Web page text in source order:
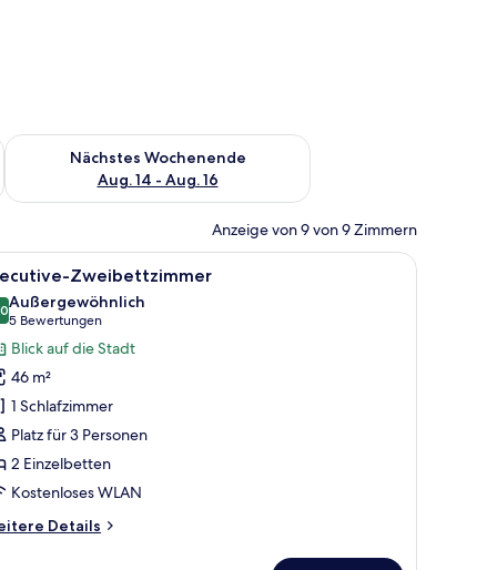
Aug. 7 - Aug. 9.
Nächstes Wochenende
Aug. 14 - Aug. 16
Überprüfe die Verfügbarkeit für nächstes Wochenende, Aug.
Anzeige von 9 von 9 Zimmern
Bett, einem Schreibtisch mit Flachbildfernseher und einer kleinen
Ein Hotelzimmer mit zwei Betten, einer
5 Zweibettzimmer
von 10
Außergewöhnlich
5 Bewertungen
(5
Bewertungen)
Blick auf die Stadt
46 m²
1 Schlafzimmer
Platz für 3 Personen
2 Einzelbetten
Kostenloses WLAN
Details